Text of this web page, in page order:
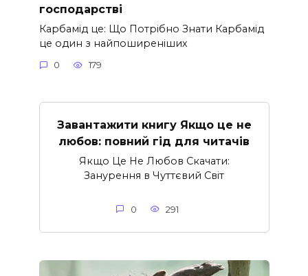
господарстві
Карбамід це: Що Потрібно Знати Карбамід
це один з найпоширеніших
0 179
Завантажити книгу Якщо це не
любов: повний гід для читачів
Якщо Це Не Любов Скачати:
Занурення в Чуттєвий Світ
0 291